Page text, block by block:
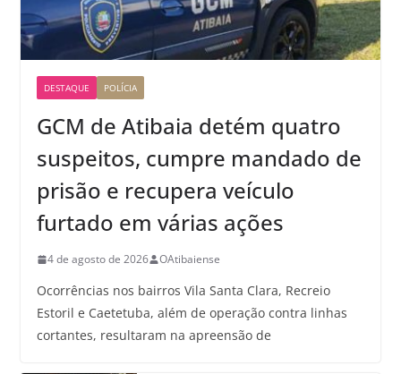
DESTAQUE POLÍCIA
GCM de Atibaia detém quatro
suspeitos, cumpre mandado de
prisão e recupera veículo
furtado em várias ações
4 de agosto de 2026 OAtibaiense
Ocorrências nos bairros Vila Santa Clara, Recreio
Estoril e Caetetuba, além de operação contra linhas
cortantes, resultaram na apreensão de